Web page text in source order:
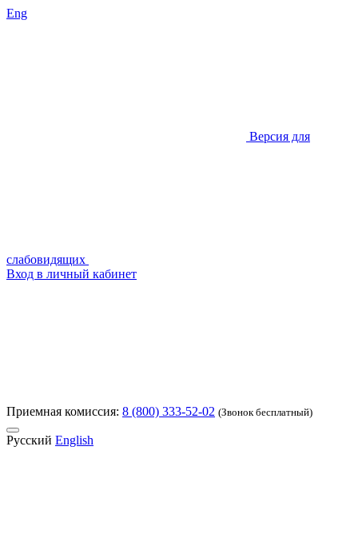
Eng
Версия для
слабовидящих
Вход в личный кабинет
Приемная комиссия: 8 (800) 333-52-02 (Звонок бесплатный)
Русский English